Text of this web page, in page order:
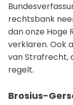
rechtsbank
dan onze
verklaren. Ook
van Strafrecht,
regelt.
Brosius-